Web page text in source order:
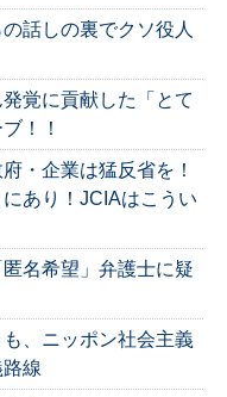
話しの裏でクソ役人
覚に貢献した「とて
！！
・企業は猛反省を！
あり！JCIAはこうい
名希望」弁護士に疑
、ニッポン社会主義
線